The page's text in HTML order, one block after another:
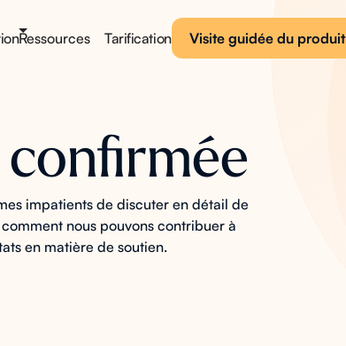
Ressources Tarification Visite guidée du produit
impatients de discuter en détail de
nous pouvons contribuer à
en matière de soutien.